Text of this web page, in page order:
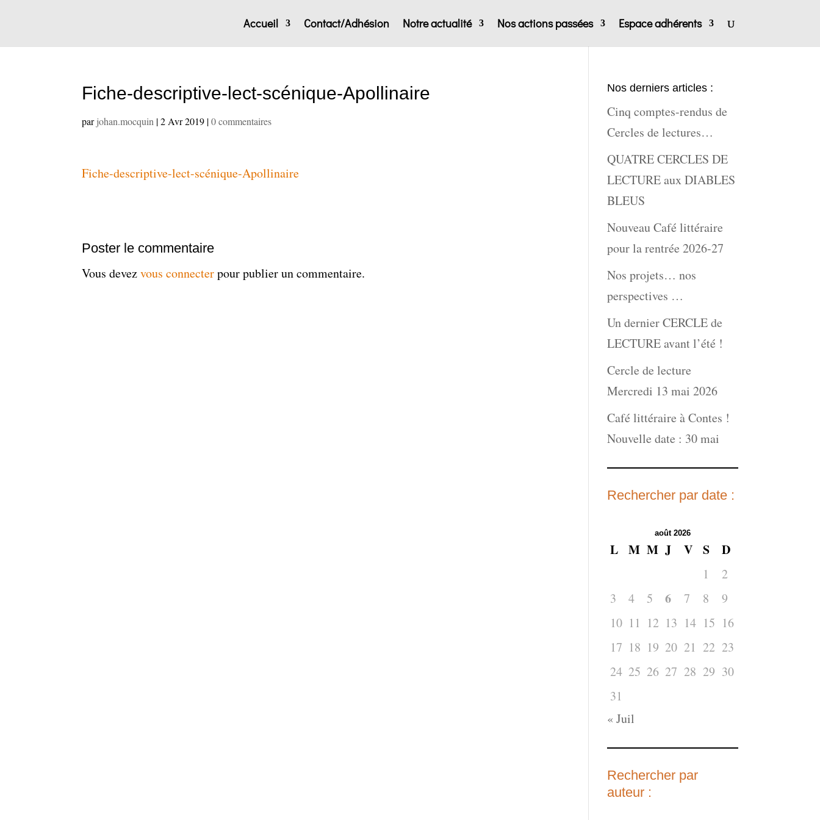
Accueil Contact/Adhésion Notre actualité Nos actions passées Espace adhérents
Fiche-descriptive-lect-scénique-Apollinaire
parjohan.mocquin |2 Avr 2019 |0 commentaires
Fiche-descriptive-lect-scénique-Apollinaire
Poster le commentaire
Vous devezvous connecterpour publier un commentaire.
Nos derniers articles :
Cinq comptes-rendus de
Cercles de lectures…
QUATRE CERCLES DE
LECTURE aux DIABLES
BLEUS
Nouveau Café littéraire
pour la rentrée 2026-27
Nos projets… nos
perspectives …
Un dernier CERCLE de
LECTURE avant l’été !
Cercle de lecture
Mercredi 13 mai 2026
Café littéraire à Contes !
Nouvelle date : 30 mai
Rechercher par date :
août 2026
L M M J V S D
1
2
3
4 5 6 7 8
9
10 11 12 13 14 15 16
17 18 19 20 21 22 23
24 25 26 27 28 29 30
31
« Juil
Rechercher par
auteur :